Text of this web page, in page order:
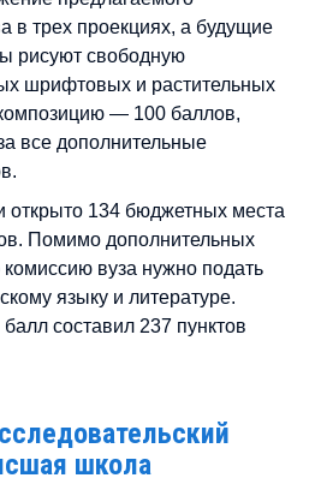
в трех проекциях, а будущие
рисуют свободную
шрифтовых и растительных
— 100 баллов,
все дополнительные
открыто 134 бюджетных места
Помимо дополнительных
вуза нужно подать
языку и литературе.
составил 237 пунктов
школа